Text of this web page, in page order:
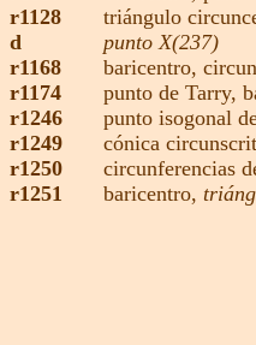
r1128
triángulo
d
punto X(237)
r1168
baricentro,
r1174
punto de Tarry,
r1246
punto isogonal
r1249
cónica
r1250
circunferencias
r1251
baricentro,